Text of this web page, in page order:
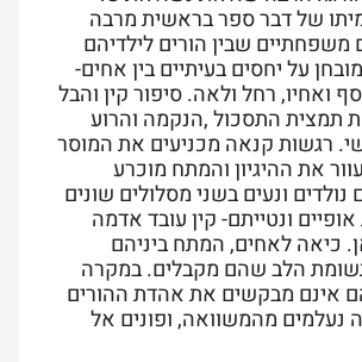
של דבר ספר בראשית מרבה
משפחתיים שבין הורים לילדיהם
על יחסים בעיתיים בין אחים-
ואחיו, רחל ולאה. סיפור קין והבל
תמצית התסכול ,הנקמה והרוע
רגשות קנאה מכניעים את המוסר
את ההיגיון והמתח מוכרע
ונעים בשני מסלולים שונים
ונטייתם- קין עובד אדמה
כיאה לאחים, המתח ביניהם
הלב שהם מקבלים. במקרה
אינם מבקשים את אהדת ההורים
נעלמים מהמשוואה, ופונים אל